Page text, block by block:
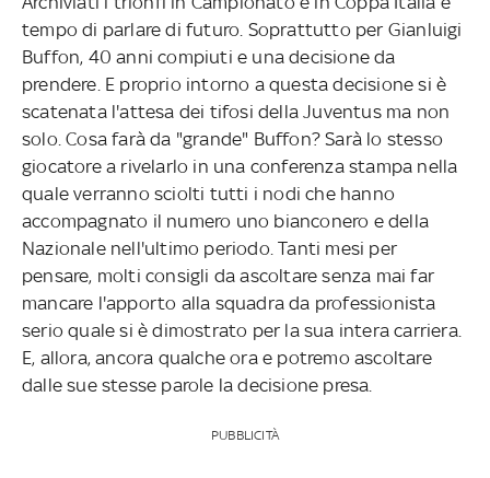
tempo di parlare di futuro. Soprattutto per Gianluigi
Buffon, 40 anni compiuti e una decisione da
prendere. E proprio intorno a questa decisione si è
scatenata l'attesa dei tifosi della Juventus ma non
solo. Cosa farà da "grande" Buffon? Sarà lo stesso
giocatore a rivelarlo in una conferenza stampa nella
quale verranno sciolti tutti i nodi che hanno
accompagnato il numero uno bianconero e della
Nazionale nell'ultimo periodo. Tanti mesi per
pensare, molti consigli da ascoltare senza mai far
mancare l'apporto alla squadra da professionista
serio quale si è dimostrato per la sua intera carriera.
E, allora, ancora qualche ora e potremo ascoltare
dalle sue stesse parole la decisione presa.
PUBBLICITÀ